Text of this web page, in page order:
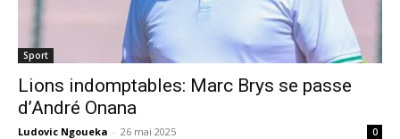
Sport
Lions indomptables: Marc Brys se passe
d’André Onana
Ludovic Ngoueka - 26 mai 2025 0